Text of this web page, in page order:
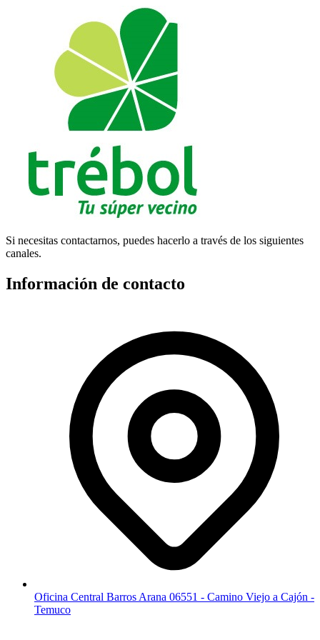
Si necesitas contactarnos, puedes hacerlo a través de los siguientes
canales.
Información de contacto
Oficina Central Barros Arana 06551 - Camino Viejo a Cajón -
Temuco